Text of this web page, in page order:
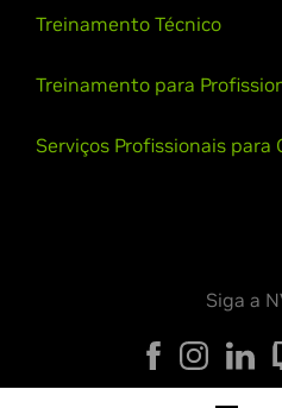
Treinamento Técnico
Treinamento para
Serviços Profissionais para
Siga a